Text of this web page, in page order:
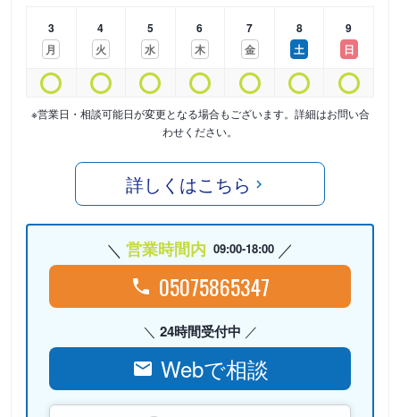
3
月
4
火
5
水
6
木
7
金
8
土
9
日
※営業日・相談可能日が変更となる場合もございます。詳細はお問い合
わせください。
詳しくはこちら
営業時間内 09:00-18:00
05075865347
24時間受付中
Webで相談